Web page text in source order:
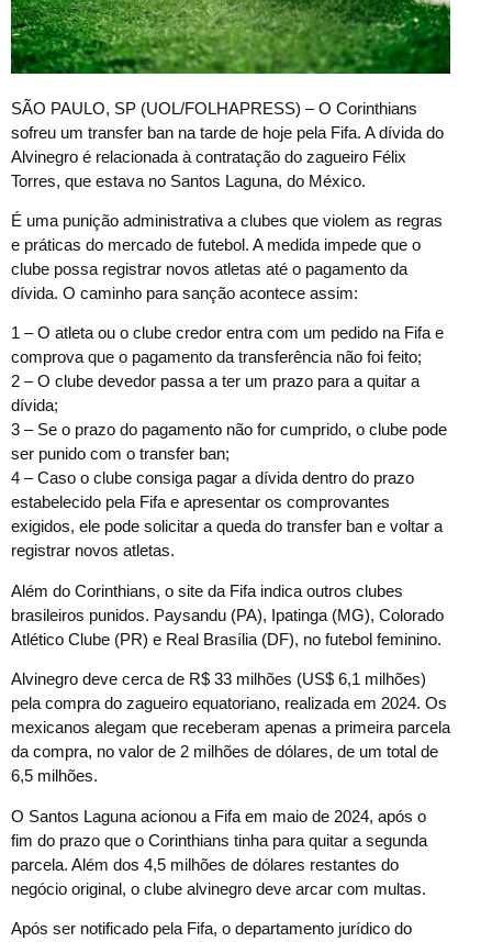
SÃO PAULO, SP (UOL/FOLHAPRESS) – O Corinthians
sofreu um transfer ban na tarde de hoje pela Fifa. A dívida do
Alvinegro é relacionada à contratação do zagueiro Félix
Torres, que estava no Santos Laguna, do México.
É uma punição administrativa a clubes que violem as regras
e práticas do mercado de futebol. A medida impede que o
clube possa registrar novos atletas até o pagamento da
dívida. O caminho para sanção acontece assim:
1 – O atleta ou o clube credor entra com um pedido na Fifa e
comprova que o pagamento da transferência não foi feito;
2 – O clube devedor passa a ter um prazo para a quitar a
dívida;
3 – Se o prazo do pagamento não for cumprido, o clube pode
ser punido com o transfer ban;
4 – Caso o clube consiga pagar a dívida dentro do prazo
estabelecido pela Fifa e apresentar os comprovantes
exigidos, ele pode solicitar a queda do transfer ban e voltar a
registrar novos atletas.
Além do Corinthians, o site da Fifa indica outros clubes
brasileiros punidos. Paysandu (PA), Ipatinga (MG), Colorado
Atlético Clube (PR) e Real Brasília (DF), no futebol feminino.
Alvinegro deve cerca de R$ 33 milhões (US$ 6,1 milhões)
pela compra do zagueiro equatoriano, realizada em 2024. Os
mexicanos alegam que receberam apenas a primeira parcela
da compra, no valor de 2 milhões de dólares, de um total de
6,5 milhões.
O Santos Laguna acionou a Fifa em maio de 2024, após o
fim do prazo que o Corinthians tinha para quitar a segunda
parcela. Além dos 4,5 milhões de dólares restantes do
negócio original, o clube alvinegro deve arcar com multas.
Após ser notificado pela Fifa, o departamento jurídico do